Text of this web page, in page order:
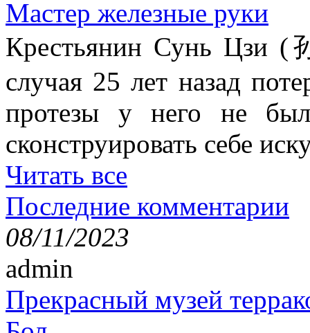
Мастер железные руки
Крестьянин Сунь Цзи (
случая 25 лет назад
протезы у него не
сконструировать себе
Читать все
Последние комментарии
08/11/2023
admin
Прекрасный музей